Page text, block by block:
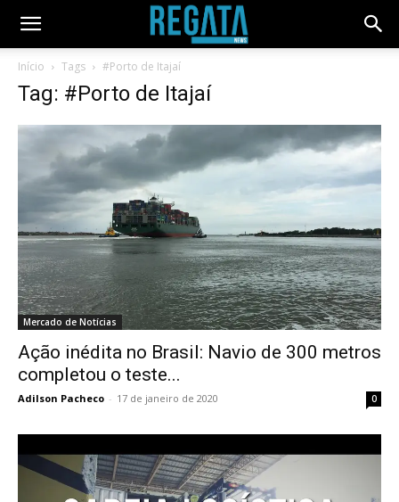
Início Tags #Porto de Itajaí
Tag: #Porto de Itajaí
Mercado de Notícias
Ação inédita no Brasil: Navio de 300 metros
completou o teste...
Adilson Pacheco - 17 de janeiro de 2020 0